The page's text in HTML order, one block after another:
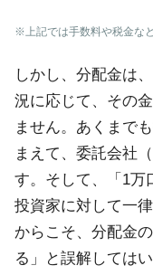
※上記では手数料や税金な
しかし、分配金は
況に応じて、その
ません。あくまで
まえて、委託会社
す。そして、「1万
投資家に対して一
からこそ、分配金
る」と誤解してはい